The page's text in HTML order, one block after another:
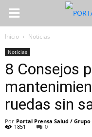
Inicio Noticias
Noticias
8 Consejos
ruedas sin
Por Portal Prensa Salud /
1851 0